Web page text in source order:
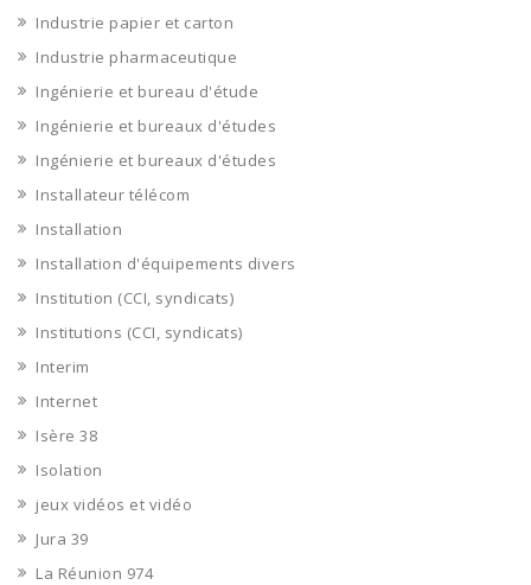
Industrie papier et carton
Industrie pharmaceutique
Ingénierie et bureau d'étude
Ingénierie et bureaux d'études
Ingénierie et bureaux d'études
Installateur télécom
Installation
Installation d'équipements divers
Institution (CCI, syndicats)
Institutions (CCI, syndicats)
Interim
Internet
Isère 38
Isolation
jeux vidéos et vidéo
Jura 39
La Réunion 974